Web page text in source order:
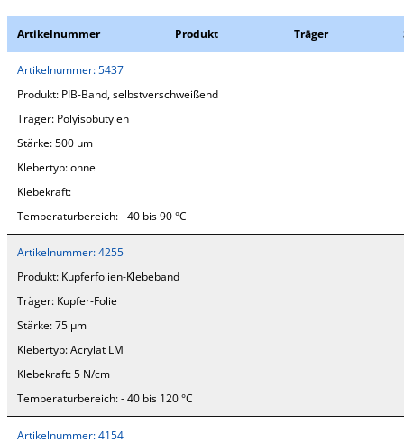
Artikelnummer Produkt Träger
Artikelnummer: 5437
Produkt: PIB-Band, selbstverschweißend
Träger: Polyisobutylen
Stärke: 500 µm
Klebertyp:ohne
Klebekraft:
Temperaturbereich:- 40 bis 90 °C
Artikelnummer:4255
Produkt: Kupferfolien-Klebeband
Träger: Kupfer-Folie
Stärke:75 µm
Klebertyp:Acrylat LM
Klebekraft:5 N/cm
Temperaturbereich:- 40 bis 120 °C
Artikelnummer:4154